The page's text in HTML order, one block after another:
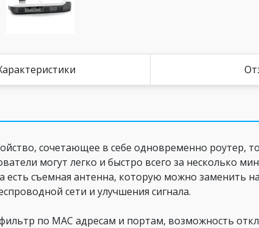
сочетающее в себе одновременно роутер,
могут легко и быстро всего за несколько
есть съемная антенна, которую можно заменить
сети и улучшения сигнала.
по MAC адресам и портам, возможность